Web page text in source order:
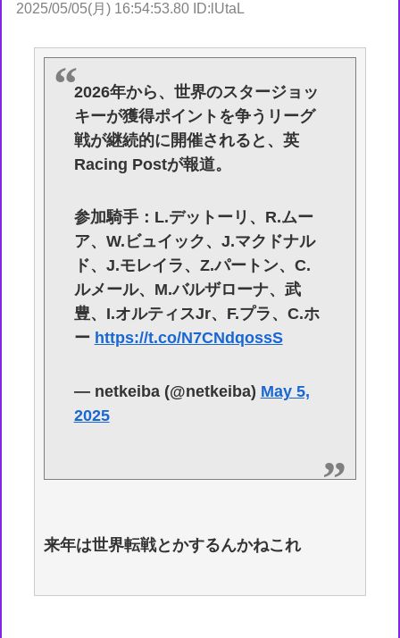
2025/05/05(月) 16:54:53.80 ID:lUtaL
2026年から、世界のスタージョッ
キーが獲得ポイントを争うリーグ
戦が継続的に開催されると、英
Racing Postが報道。
参加騎手：L.デットーリ、R.ムー
ア、W.ビュイック、J.マクドナル
ド、J.モレイラ、Z.パートン、C.
ルメール、M.バルザローナ、武
豊、I.オルティスJr、F.プラ、C.ホ
ー https://t.co/N7CNdqossS
— netkeiba (@netkeiba) May 5,
2025
来年は世界転戦とかするんかねこれ